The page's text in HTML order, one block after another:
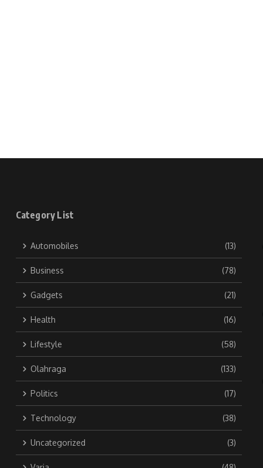
Category List
Automobiles (13)
Business (78)
Gadgets (21)
Health (16)
Lifestyle (58)
Olahraga (133)
Politics (17)
Technology (38)
Uncategorized (3)